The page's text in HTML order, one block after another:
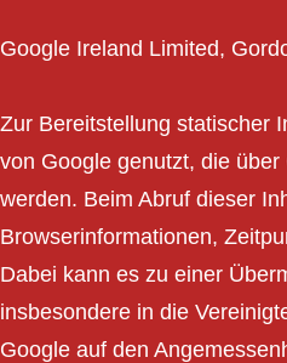
Google Ireland Limited,
Zur Bereitstellung statischer
von Google genutzt, die
werden. Beim Abruf dieser
Browserinformationen,
Dabei kann es zu einer
insbesondere in die
Google auf den